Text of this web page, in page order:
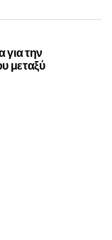
την
μεταξύ